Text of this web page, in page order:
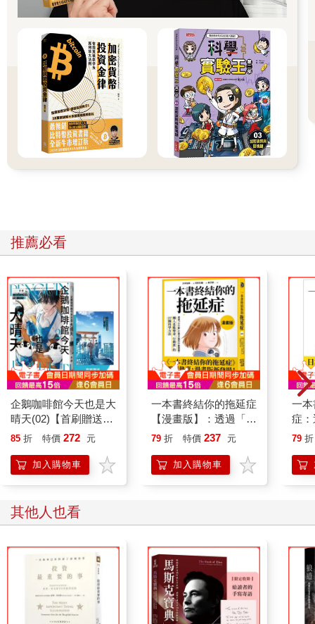
通常拍賣官因為拍賣情緒激昂，腎上腺素大爆發，即使站如此之
久，也還能挺住，頂多兩腳重心稍微互換，利用拍賣台的遮蔽，
巧妙地變化姿勢。戴忠仁拍賣官的應對經驗是上場時，最好選擇
最習慣的那雙鞋子，不要穿新鞋。女拍賣官則狀況稍微複雜，因
為有的女拍賣官是穿高跟鞋上場，而我就是屬於會穿高跟鞋上場
的拍賣官。愛穿高跟鞋的我也有陰溝裡翻船的小糗事，有一次，
拍賣時間太長，已經超過五小時，就想偷偷的將高跟鞋脫下，但
是如何一邊持續拍賣節奏，一邊脫鞋子，而不被現場的買家發現
呢？原本穿高跟鞋，脫了鞋子，在視覺上，高度馬上矮一截，於
是我一心二用，持續報價主持，台下的腳先脫一隻鞋，刻意將身
體還撐在原來的高度，然後等這個拍品結束，準備下一個拍品，
脫下來容易，穿回去有一點難啊！拍賣節奏不能間斷，口中報著
不斷攀升的價格，無法彎腰找鞋，只好用腳去摸索我的鞋子在哪
裡，待兩隻鞋都找到了，先穿好一隻腳，但是我仍維持原高度，
一樣在換拍品的時候，趁人沒留意將另一隻腳踩上高跟鞋，我突
然又長高了六、七公分。這應該是女拍賣官藏在腳底下的祕密
吧！經此一試，深感邊拍賣邊用腳找鞋，找不到鞋的風險太高，
暗暗告誡自己，形象為要，下不為例。
你有聽過拍賣官在拍賣台上昏倒嗎？真的有，而且那位創台灣拍
賣史上紀錄，在拍賣台上昏倒的拍賣官，就是我！巨大響聲，震
驚全場。這就是我為什麼要特別強調拍賣官體力的重要性，在上
場之前，真的要做萬全的準備，絕不能輕忽。那一天，在拍賣
六小時之後，僅剩最後三件拍品，此時，大概血糖降低了，眼前
一黑，就昏倒在地。台下的買家發現拍賣官突然不見了，當大家
還在納悶時，我已迅速清醒恢復，起身走回後臺。從此之後，不
飯菜都嗑完，拍賣公司也很貼心的在拍賣台上放幾顆巧克力，雖
然之後我再無此情況，但慘痛教訓謹記在心，殷殷在懷，不敢或
在經歷百場以上的拍賣會磨練，我曾大約估算，平均每場主持時
間約為五個多小時，這期間全程站著、手勢不能停、說話不能
停、腦袋要運算報價不能停，還要全程站著，兼顧優雅與氣勢，
所以我才會說，拍賣官需要具備的第一個特質，就是「健壯如
推薦必看
企鵝咖啡館今天也是大
晴天(02)【首刷贈送
「謹賀新年」收藏卡】
85 折 特價 272 元
加入購物車
一本書終結你的拖延症
【漫畫版】：透過「小
行動」打開大腦的行動
「行動派」的37個科
學方法
79 折 特價 237 元
加入購物車
一
症
開
的
79 折
其他人也看